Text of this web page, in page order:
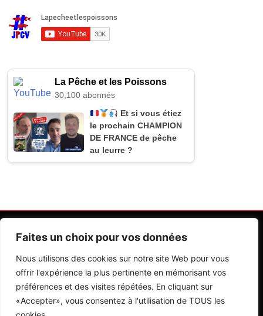
Faites un choix pour vos données
Nous utilisons des cookies sur notre site Web pour vous
offrir l'expérience la plus pertinente en mémorisant vos
préférences et des visites répétées. En cliquant sur
«Accepter», vous consentez à l'utilisation de TOUS les
La Pêche et les Poissons
30,100 abonnés
Et si vous étiez
le prochain CHAMPION
DE FRANCE de pêche
au leurre ?
Contactez Nos Rédactions Mentions Légales